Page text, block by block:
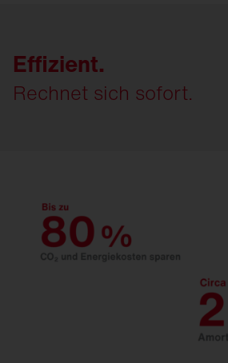
Effizient.
Rechnet sich sofort.